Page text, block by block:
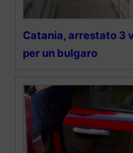
Catania, arrestato 3
per un bulgaro